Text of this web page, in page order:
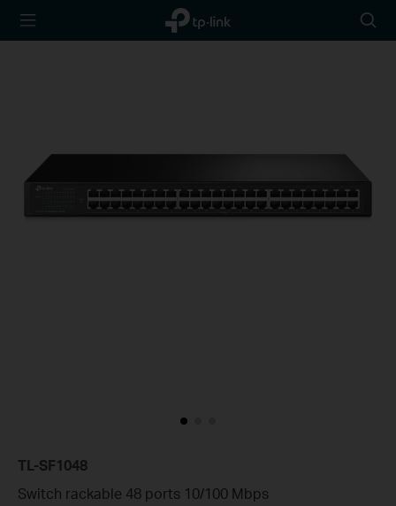
TP-Link,
Reliably
icon
TL-SF1048
Switch rackable 48 ports 10/100 Mbps